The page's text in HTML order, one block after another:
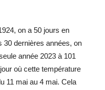
on a 50 jours en
30 dernières années, on
année 2023 à 101
où cette température
11 mai au 4 mai. Cela